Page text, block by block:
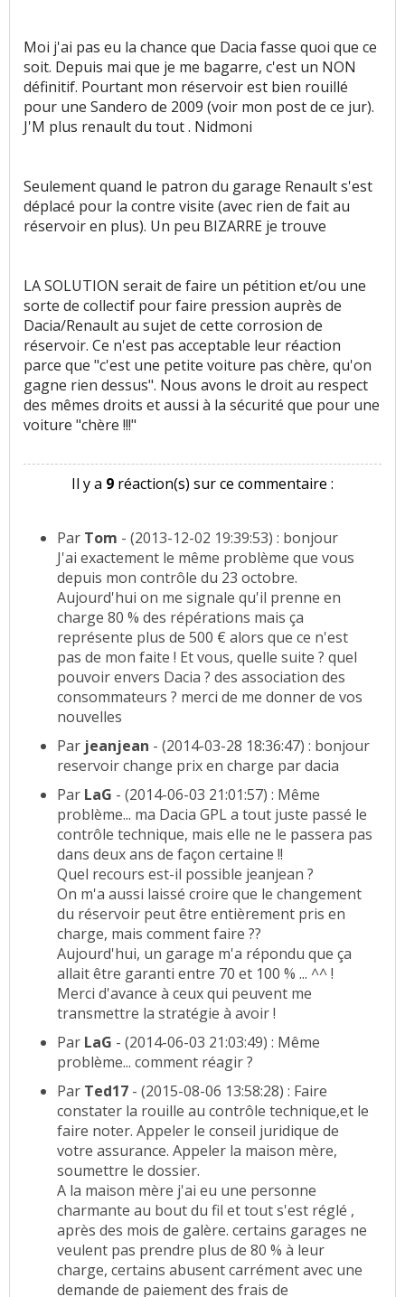
Moi j'ai pas eu la chance que Dacia fasse quoi que ce
soit. Depuis mai que je me bagarre, c'est un NON
définitif. Pourtant mon réservoir est bien rouillé
pour une Sandero de 2009 (voir mon post de ce jur).
J'M plus renault du tout . Nidmoni
Seulement quand le patron du garage Renault s'est
déplacé pour la contre visite (avec rien de fait au
réservoir en plus). Un peu BIZARRE je trouve
LA SOLUTION serait de faire un pétition et/ou une
sorte de collectif pour faire pression auprès de
Dacia/Renault au sujet de cette corrosion de
réservoir. Ce n'est pas acceptable leur réaction
parce que "c'est une petite voiture pas chère, qu'on
gagne rien dessus". Nous avons le droit au respect
des mêmes droits et aussi à la sécurité que pour une
voiture "chère !!!"
Il y a 9 réaction(s) sur ce commentaire :
Par Tom - (2013-12-02 19:39:53) : bonjour
J'ai exactement le même problème que vous
depuis mon contrôle du 23 octobre.
Aujourd'hui on me signale qu'il prenne en
charge 80 % des répérations mais ça
représente plus de 500 € alors que ce n'est
pas de mon faite ! Et vous, quelle suite ? quel
pouvoir envers Dacia ? des association des
consommateurs ? merci de me donner de vos
nouvelles
Par jeanjean - (2014-03-28 18:36:47) : bonjour
reservoir change prix en charge par dacia
Par LaG - (2014-06-03 21:01:57) : Même
problème... ma Dacia GPL a tout juste passé le
contrôle technique, mais elle ne le passera pas
dans deux ans de façon certaine !!
Quel recours est-il possible jeanjean ?
On m'a aussi laissé croire que le changement
du réservoir peut être entièrement pris en
charge, mais comment faire ??
Aujourd'hui, un garage m'a répondu que ça
allait être garanti entre 70 et 100 % ... ^^ !
Merci d'avance à ceux qui peuvent me
transmettre la stratégie à avoir !
Par LaG - (2014-06-03 21:03:49) : Même
problème... comment réagir ?
Par Ted17 - (2015-08-06 13:58:28) : Faire
constater la rouille au contrôle technique,et le
faire noter. Appeler le conseil juridique de
votre assurance. Appeler la maison mère,
soumettre le dossier.
A la maison mère j'ai eu une personne
charmante au bout du fil et tout s'est réglé ,
après des mois de galère. certains garages ne
veulent pas prendre plus de 80 % à leur
charge, certains abusent carrément avec une
demande de paiement des frais de